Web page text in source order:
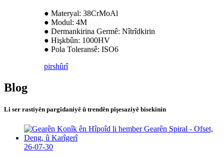
● Materyal: 38CrMoAl
● Modul: 4M
● Dermankirina Germê: Nîtrîdkirin
● Hişkbûn: 1000HV
● Pola Toleransê: ISO6
pirshûrî
Blog
Li ser rastiyên pargîdaniyê û trendên pîşesaziyê bisekinin
26-07-30